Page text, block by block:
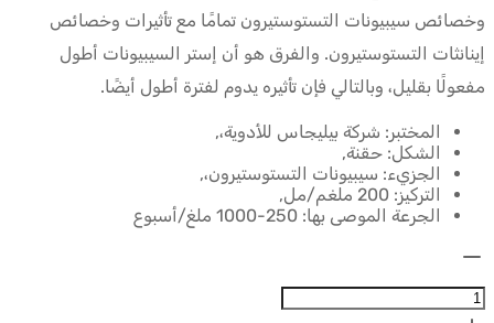
وخصائص سيبيونات التستوستيرون تمامًا مع تأثيرات وخصائص
إينانثات التستوستيرون. والفرق هو أن إستر السيبيونات أطول
مفعولًا بقليل، وبالتالي فإن تأثيره يدوم لفترة أطول أيضًا.
المختبر: شركة بيليجاس للأدوية،,
الشكل: حقنة,
الجزيء: سيبيونات التستوستيرون،,
التركيز: 200 ملغم/مل,
الجرعة الموصى بها: 250-1000 ملغ/أسبوع
Cypo